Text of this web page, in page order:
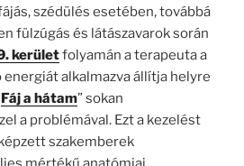
szédülés esetében, továbbá
fülzúgás és látászavarok során
kerületfolyamán a terapeuta a
alkalmazva állítja helyre
Fáj a hátam” sokan
a problémával. Ezt a kezelést
szakemberek